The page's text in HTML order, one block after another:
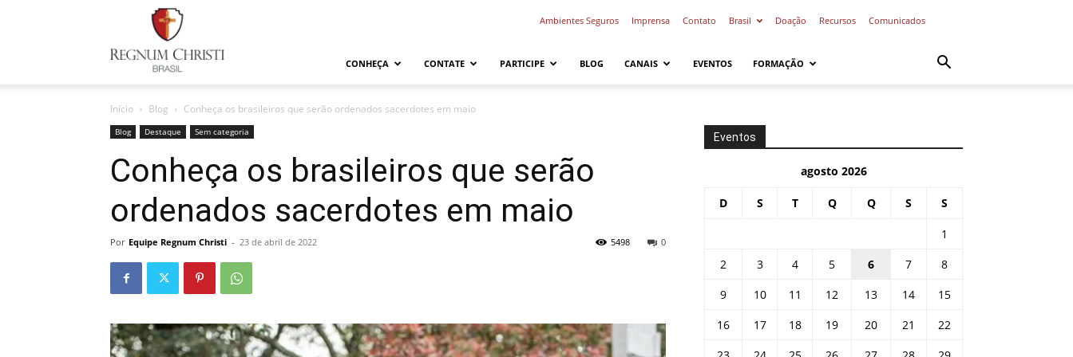
Regnum
Ambientes Seguros Imprensa Contato Brasil Doação Recursos Comunicados
CONHEÇA CONTATE PARTICIPE BLOG CANAIS EVENTOS FORMAÇÃO
Início Blog Conheça os brasileiros que serão ordenados sacerdotes em maio
Blog Destaque Sem categoria
Conheça os brasileiros que serão
ordenados sacerdotes em maio
Por Equipe Regnum Christi - 23 de abril de 2022 0
5498
Eventos
agosto 2026
D S T Q Q S S
1
2
3 4 5 6 7
8
9
10 11 12 13 14
15
16
17 18 19 20 21
22